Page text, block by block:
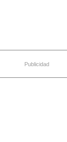
Publicidad